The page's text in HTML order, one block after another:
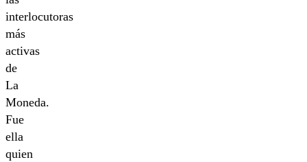
interlocutoras
más
activas
de
La
Moneda.
Fue
ella
quien